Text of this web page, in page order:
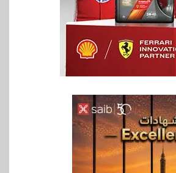
اخبار
فيكسد مصر و”حلول” تتشاركان
في تطوير أول منصة للسياحة
الصحية في مصر والشرق الأوسط
وأفريقيا Tour4Cure